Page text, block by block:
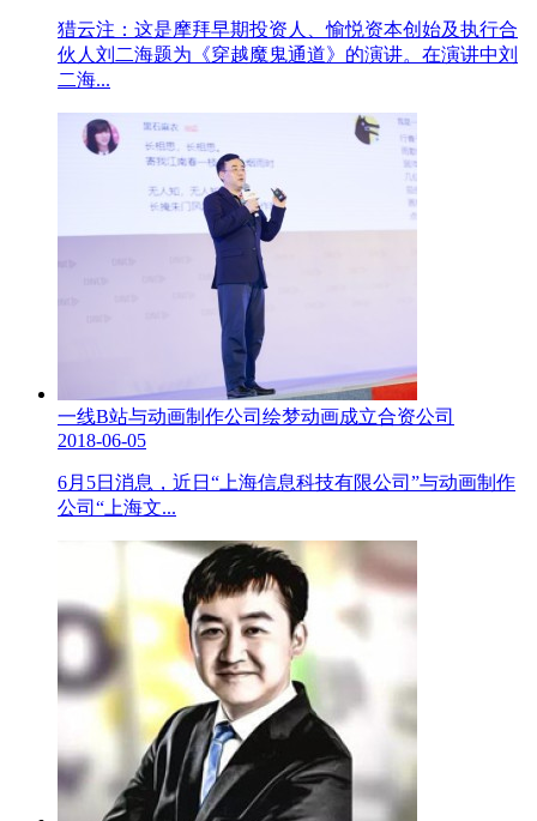
猎云注：这是摩拜早期投资人、愉悦资本创始及执行合
伙人刘二海题为《穿越魔鬼通道》的演讲。在演讲中刘
二海...
一线B站与动画制作公司绘梦动画成立合资公司
2018-06-05
6月5日消息，近日“上海信息科技有限公司”与动画制作
公司“上海文...